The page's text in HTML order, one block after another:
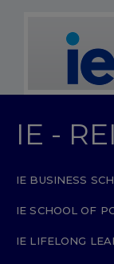
IE -
IE BUSINESS
IE SCHOOL OF
IE LIFELONG